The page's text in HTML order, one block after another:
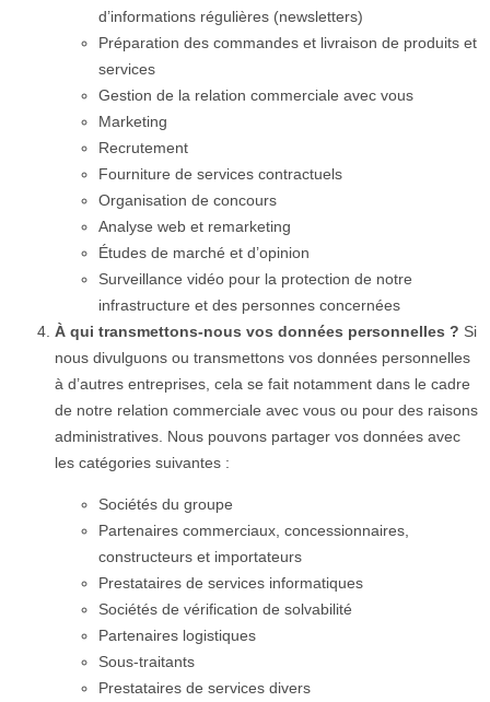
d’informations régulières (newsletters)
Préparation des commandes et livraison de produits et
services
Gestion de la relation commerciale avec vous
Marketing
Recrutement
Fourniture de services contractuels
Organisation de concours
Analyse web et remarketing
Études de marché et d’opinion
Surveillance vidéo pour la protection de notre
infrastructure et des personnes concernées
À qui transmettons-nous vos données personnelles ? Si
nous divulguons ou transmettons vos données personnelles
à d’autres entreprises, cela se fait notamment dans le cadre
de notre relation commerciale avec vous ou pour des raisons
administratives. Nous pouvons partager vos données avec
les catégories suivantes :
Sociétés du groupe
Partenaires commerciaux, concessionnaires,
constructeurs et importateurs
Prestataires de services informatiques
Sociétés de vérification de solvabilité
Partenaires logistiques
Sous-traitants
Prestataires de services divers